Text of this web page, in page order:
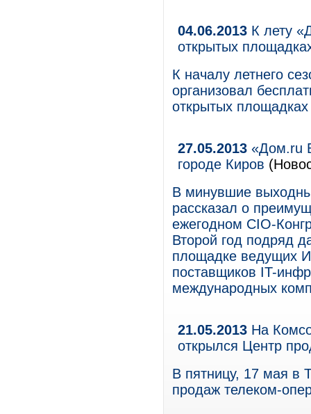
04.06.2013 К лету
открытых
К началу летнего
организовал
открытых площадках
27.05.2013 «Дом.ru
городе Киров
В минувшие
рассказал о
ежегодном CIO-
Второй год подряд
площадке ведущих
поставщиков IT-
международных
21.05.2013 На
открылся Центр
В пятницу, 17 мая в
продаж телеком-